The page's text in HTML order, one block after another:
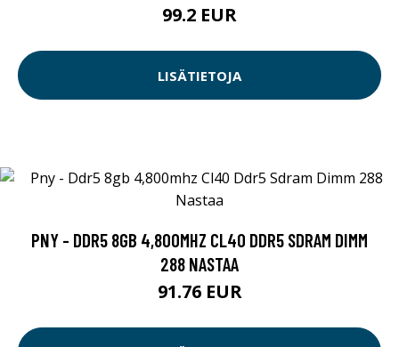
99.2 EUR
LISÄTIETOJA
PNY - DDR5 8GB 4,800MHZ CL40 DDR5 SDRAM DIMM
288 NASTAA
91.76 EUR